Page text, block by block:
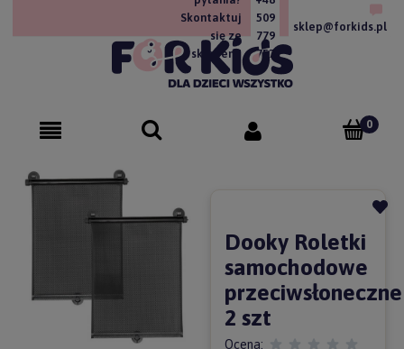
Skontaktuj
się ze
sklepem!
509
779
757
sklep@forkids.pl
Dooky Roletki
samochodowe
przeciwsłoneczne
2 szt
Ocena: